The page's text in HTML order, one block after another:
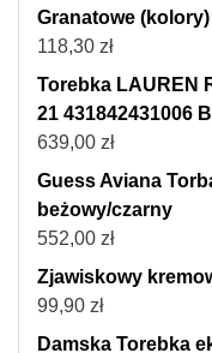
Granatowe (kolory)
118,30 zł
Torebka LAUREN
21 431842431006
639,00 zł
Guess Aviana
beżowy/czarny
552,00 zł
Zjawiskowy
99,90 zł
Damska Torebka